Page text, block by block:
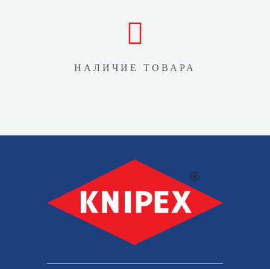
НАЛИЧИЕ ТОВАРА